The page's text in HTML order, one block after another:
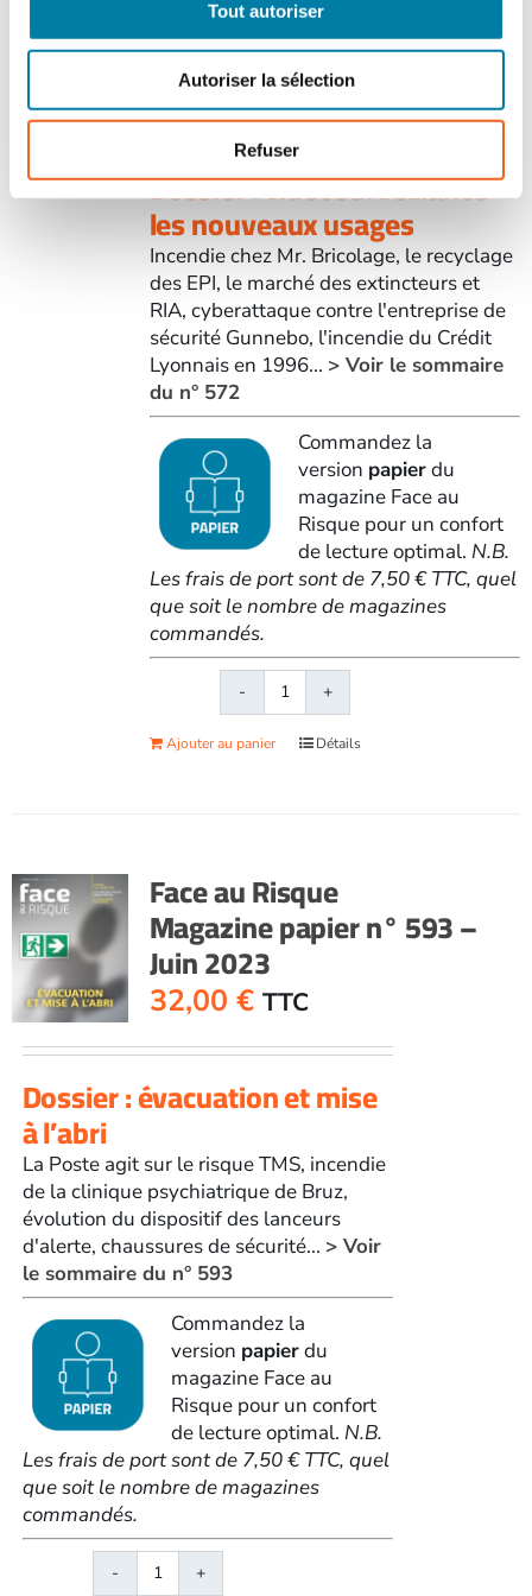
Tout autoriser
Autoriser la sélection
Refuser
-
Juillet-
août
2026
Magazine papier n° 572 –
Mai 2021
32,00€ TTC
Dossier : vidéosurveillance –
les nouveaux usages
Incendie chez Mr. Bricolage, le recyclage
des EPI, le marché des extincteurs et
RIA, cyberattaque contre l'entreprise de
sécurité Gunnebo, l'incendie du Crédit
Lyonnais en 1996... > Voir le sommaire
du n° 572
Commandez la
version papierdu
magazine Face au
Risque pour un confort
de lecture optimal. N.B.
Les frais de port sont de 7,50 € TTC, quel
que soit le nombre de magazines
commandés.
quantité
de
Face
572
-
Mai
Ajouter au panier Détails
Face au Risque
Magazine papier n° 593 –
Juin 2023
32,00 € TTC
Dossier : évacuation et mise
à l’abri
La Poste agit sur le risque TMS, incendie
de la clinique psychiatrique de Bruz,
évolution du dispositif des lanceurs
d'alerte, chaussures de sécurité... > Voir
le sommaire du n° 593
Commandez la
version papierdu
magazine Face au
Risque pour un confort
de lecture optimal. N.B.
Les frais de port sont de 7,50 € TTC, quel
que soit le nombre de magazines
commandés.
quantité